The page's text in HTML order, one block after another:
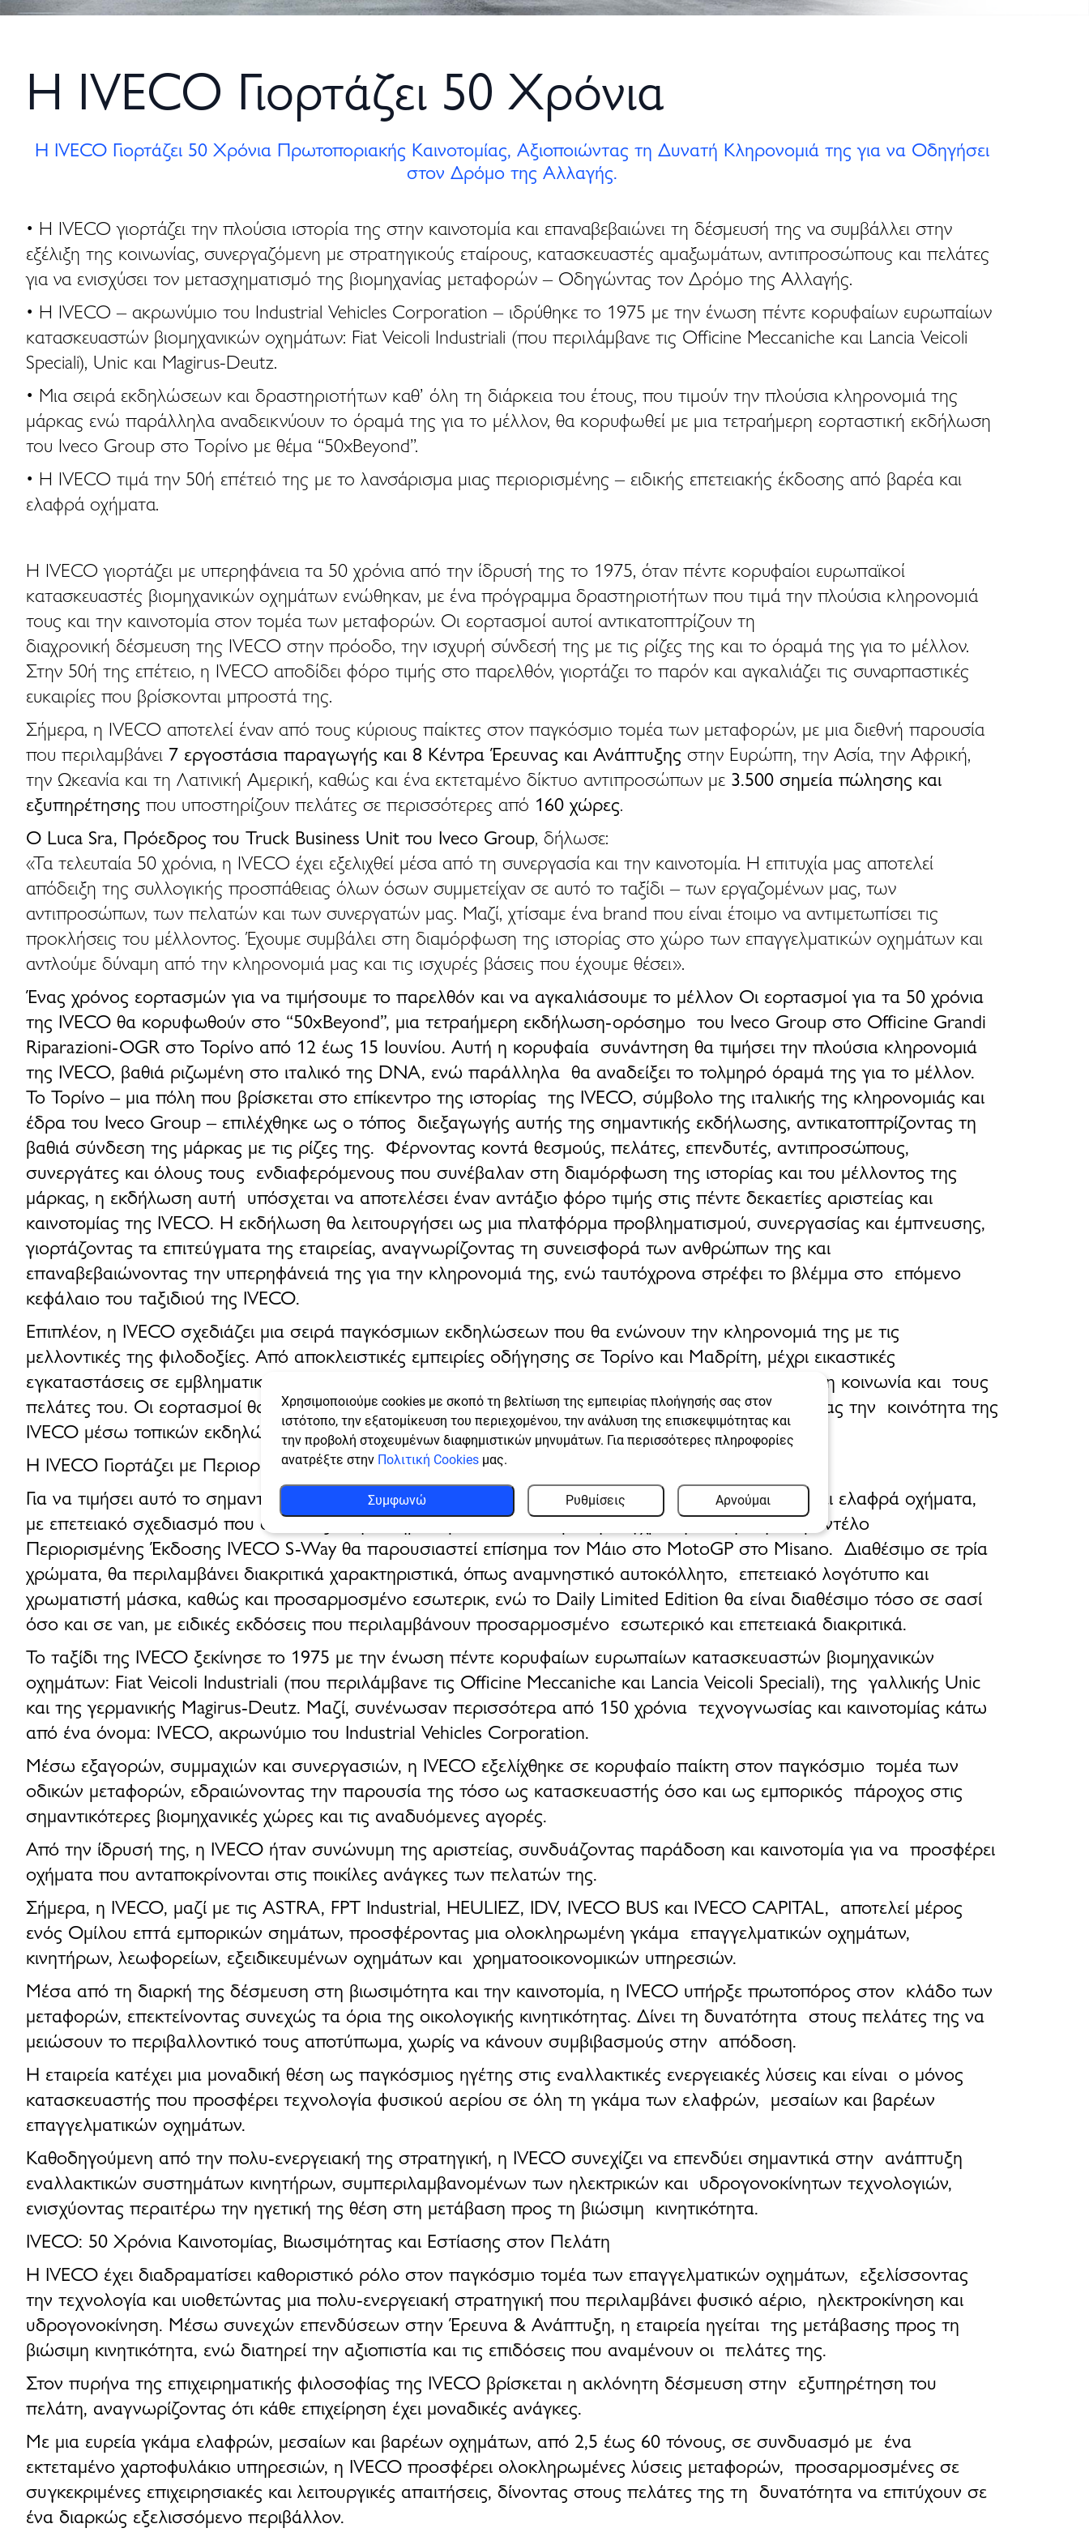
Η IVECO Γιορτάζει 50 Χρόνια
Η IVECO Γιορτάζει 50 Χρόνια Πρωτοποριακής Καινοτομίας, Αξιοποιώντας τη Δυνατή Κληρονομιά της για να Οδηγήσει
στον Δρόμο της Αλλαγής.
• Η IVECO γιορτάζει την πλούσια ιστορία της στην καινοτομία και επαναβεβαιώνει τη δέσμευσή της να συμβάλλει στην
εξέλιξη της κοινωνίας, συνεργαζόμενη με στρατηγικούς εταίρους, κατασκευαστές αμαξωμάτων, αντιπροσώπους και πελάτες
για να ενισχύσει τον μετασχηματισμό της βιομηχανίας μεταφορών – Οδηγώντας τον Δρόμο της Αλλαγής.
• Η IVECO – ακρωνύμιο του Industrial Vehicles Corporation – ιδρύθηκε το 1975 με την ένωση πέντε κορυφαίων ευρωπαίων
κατασκευαστών βιομηχανικών οχημάτων: Fiat Veicoli Industriali (που περιλάμβανε τις Officine Meccaniche και Lancia Veicoli
Speciali), Unic και Magirus-Deutz.
• Μια σειρά εκδηλώσεων και δραστηριοτήτων καθ’ όλη τη διάρκεια του έτους, που τιμούν την πλούσια κληρονομιά της
μάρκας ενώ παράλληλα αναδεικνύουν το όραμά της για το μέλλον, θα κορυφωθεί με μια τετραήμερη εορταστική εκδήλωση
του Iveco Group στο Τορίνο με θέμα “50xBeyond”.
• Η IVECO τιμά την 50ή επέτειό της με το λανσάρισμα μιας περιορισμένης – ειδικής επετειακής έκδοσης από βαρέα και
ελαφρά οχήματα.
Η IVECO γιορτάζει με υπερηφάνεια τα 50 χρόνια από την ίδρυσή της το 1975, όταν πέντε κορυφαίοι ευρωπαϊκοί
κατασκευαστές βιομηχανικών οχημάτων ενώθηκαν, με ένα πρόγραμμα δραστηριοτήτων που τιμά την πλούσια κληρονομιά
τους και την καινοτομία στον τομέα των μεταφορών. Οι εορτασμοί αυτοί αντικατοπτρίζουν τη
διαχρονική δέσμευση της IVECO στην πρόοδο, την ισχυρή σύνδεσή της με τις ρίζες της και το όραμά της για το μέλλον.
Στην 50ή της επέτειο, η IVECO αποδίδει φόρο τιμής στο παρελθόν, γιορτάζει το παρόν και αγκαλιάζει τις συναρπαστικές
ευκαιρίες που βρίσκονται μπροστά της.
Σήμερα, η IVECO αποτελεί έναν από τους κύριους παίκτες στον παγκόσμιο τομέα των μεταφορών, με μια διεθνή παρουσία
που περιλαμβάνει 7 εργοστάσια παραγωγής και 8 Κέντρα Έρευνας και Ανάπτυξης στην Ευρώπη, την Ασία, την Αφρική,
την Ωκεανία και τη Λατινική Αμερική, καθώς και ένα εκτεταμένο δίκτυο αντιπροσώπων με 3.500 σημεία πώλησης και
εξυπηρέτησης που υποστηρίζουν πελάτες σε περισσότερες από 160 χώρες.
Ο Luca Sra, Πρόεδρος του Truck Business Unit του Iveco Group, δήλωσε:
«Τα τελευταία 50 χρόνια, η IVECO έχει εξελιχθεί μέσα από τη συνεργασία και την καινοτομία. Η επιτυχία μας αποτελεί
απόδειξη της συλλογικής προσπάθειας όλων όσων συμμετείχαν σε αυτό το ταξίδι – των εργαζομένων μας, των
αντιπροσώπων, των πελατών και των συνεργατών μας. Μαζί, χτίσαμε ένα brand που είναι έτοιμο να αντιμετωπίσει τις
προκλήσεις του μέλλοντος. Έχουμε συμβάλει στη διαμόρφωση της ιστορίας στο χώρο των επαγγελματικών οχημάτων και
αντλούμε δύναμη από την κληρονομιά μας και τις ισχυρές βάσεις που έχουμε θέσει».
Ένας χρόνος εορτασμών για να τιμήσουμε το παρελθόν και να αγκαλιάσουμε το μέλλον Οι εορτασμοί για τα 50 χρόνια
της IVECO θα κορυφωθούν στο “50xBeyond”, μια τετραήμερη εκδήλωση-ορόσημο του Iveco Group στο Officine Grandi
Riparazioni-OGR στο Τορίνο από 12 έως 15 Ιουνίου. Αυτή η κορυφαία συνάντηση θα τιμήσει την πλούσια κληρονομιά
της IVECO, βαθιά ριζωμένη στο ιταλικό της DNA, ενώ παράλληλα θα αναδείξει το τολμηρό όραμά της για το μέλλον.
Το Τορίνο– μια πόλη που βρίσκεται στο επίκεντρο της ιστορίας της IVECO, σύμβολο της ιταλικής της κληρονομιάς και
έδρα του Iveco Group– επιλέχθηκε ως ο τόπος διεξαγωγής αυτής της σημαντικής εκδήλωσης, αντικατοπτρίζοντας τη
βαθιά σύνδεση της μάρκας με τις ρίζες της. Φέρνοντας κοντά θεσμούς, πελάτες, επενδυτές, αντιπροσώπους,
συνεργάτες και όλους τους ενδιαφερόμενους που συνέβαλαν στη διαμόρφωση της ιστορίας και του μέλλοντος της
μάρκας, η εκδήλωση αυτή υπόσχεται να αποτελέσει έναν αντάξιο φόρο τιμής στις πέντε δεκαετίες αριστείας και
καινοτομίας της IVECO. Η εκδήλωση θα λειτουργήσει ως μια πλατφόρμα προβληματισμού, συνεργασίας και έμπνευσης,
γιορτάζοντας τα επιτεύγματα της εταιρείας, αναγνωρίζοντας τη συνεισφορά των ανθρώπων της και
επαναβεβαιώνοντας την υπερηφάνειά της για την κληρονομιά της, ενώ ταυτόχρονα στρέφει το βλέμμα στο επόμενο
κεφάλαιο του ταξιδιού της IVECO.
Επιπλέον, η IVECO σχεδιάζει μια σειρά παγκόσμιων εκδηλώσεων που θα ενώνουν την κληρονομιά της με τις
μελλοντικές της φιλοδοξίες. Από αποκλειστικές εμπειρίες οδήγησης σε Τορίνο και Μαδρίτη, μέχρι εικαστικές
εγκαταστάσεις σε εμβληματικές τοποθεσίες, δραστηριότητες που θα φέρουν τη μάρκα πιο κοντά στη κοινωνία και τους
πελάτες του. Οι εορτασμοί θα επεκταθούν πέρα από τον τόπο γέννησης της μάρκας, ενεργοποιώντας την κοινότητα της
IVECO μέσω τοπικών εκδηλώσεων σε όλο τον κόσμο, από τηνΑργεντινή έως την Αυστραλία.
Η IVECO Γιορτάζει με Περιορισμένης Έκδοσης “Limited Edition” Οχήματα
Για να τιμήσει αυτό το σημαντικό ορόσημο, η IVECO θα λανσάρει
Περιορισμένης Έκδοσηςβαρέα και ελαφρά οχήματα,
με επετειακό σχεδιασμό που συνδυάζει την κληρονομιά του brand με τη σύγχρονη αισθητική. Το μοντέλο
Περιορισμένης Έκδοσης IVECO S-Way θα παρουσιαστεί επίσημα τον Μάιο στο MotoGP στο Misano. Διαθέσιμο σε τρία
χρώματα, θα περιλαμβάνει διακριτικά χαρακτηριστικά, όπως αναμνηστικό αυτοκόλλητο, επετειακό λογότυπο και
χρωματιστή μάσκα, καθώς και προσαρμοσμένο εσωτερικ, ενώ το Daily Limited Edition θα είναι διαθέσιμο τόσο σε σασί
όσο και σε van, με ειδικές εκδόσεις που περιλαμβάνουν προσαρμοσμένο εσωτερικό και επετειακά διακριτικά.
Το ταξίδι της IVECO ξεκίνησε το 1975 με την ένωση πέντε κορυφαίων ευρωπαίων κατασκευαστών βιομηχανικών
οχημάτων: Fiat Veicoli Industriali (που περιλάμβανε τις Officine Meccaniche και Lancia Veicoli Speciali), της γαλλικής Unic
και της γερμανικής Magirus-Deutz. Μαζί, συνένωσαν περισσότερα από 150 χρόνια τεχνογνωσίας και καινοτομίας κάτω
από ένα όνομα: IVECO, ακρωνύμιο του Industrial Vehicles Corporation.
Μέσω εξαγορών, συμμαχιών και συνεργασιών, η IVECO εξελίχθηκε σε κορυφαίο παίκτη στον παγκόσμιο τομέα των
οδικών μεταφορών, εδραιώνοντας την παρουσία της τόσο ως κατασκευαστής όσο και ως εμπορικός πάροχος στις
σημαντικότερες βιομηχανικές χώρες και τις αναδυόμενες αγορές.
Από την ίδρυσή της, η IVECO ήταν συνώνυμη της αριστείας, συνδυάζοντας παράδοση και καινοτομίαγια να προσφέρει
οχήματα που ανταποκρίνονται στις ποικίλες ανάγκες των πελατών της.
Σήμερα, η IVECO, μαζί με τις ASTRA, FPT Industrial, HEULIEZ, IDV, IVECO BUS και IVECO CAPITAL, αποτελεί μέρος
ενός Ομίλου επτά εμπορικών σημάτων, προσφέροντας μια ολοκληρωμένη γκάμα επαγγελματικών οχημάτων,
κινητήρων, λεωφορείων, εξειδικευμένων οχημάτων και χρηματοοικονομικών υπηρεσιών.
Μέσα από τη διαρκή της δέσμευση στη βιωσιμότητα και την καινοτομία, η IVECO υπήρξε πρωτοπόρος στον κλάδο των
μεταφορών, επεκτείνοντας συνεχώς τα όρια της οικολογικής κινητικότητας. Δίνει τη δυνατότητα στους πελάτες της να
μειώσουν το περιβαλλοντικό τους αποτύπωμα, χωρίς να κάνουν συμβιβασμούς στην απόδοση.
Η εταιρεία κατέχει μια μοναδική θέση ως παγκόσμιος ηγέτης στις εναλλακτικές ενεργειακές λύσεις και είναι ο μόνος
κατασκευαστής που προσφέρει τεχνολογία φυσικού αερίου σε όλη τη γκάμα των ελαφρών, μεσαίων και βαρέων
επαγγελματικών οχημάτων.
Καθοδηγούμενη από την πολυ-ενεργειακή της στρατηγική, η IVECO συνεχίζει να επενδύει σημαντικά στην ανάπτυξη
εναλλακτικών συστημάτων κινητήρων, συμπεριλαμβανομένων των ηλεκτρικών και υδρογονοκίνητων τεχνολογιών,
ενισχύοντας περαιτέρω την ηγετική της θέση στη μετάβαση προς τη βιώσιμη κινητικότητα.
IVECO: 50 Χρόνια Καινοτομίας, Βιωσιμότητας και Εστίασης στον Πελάτη
Η IVECO έχει διαδραματίσει καθοριστικό ρόλο στον παγκόσμιο τομέα των επαγγελματικών οχημάτων, εξελίσσοντας
την τεχνολογία και υιοθετώντας μια πολυ-ενεργειακή στρατηγική που περιλαμβάνει φυσικό αέριο, ηλεκτροκίνηση και
υδρογονοκίνηση. Μέσω συνεχών επενδύσεων στην Έρευνα & Ανάπτυξη, η εταιρεία ηγείται της μετάβασης προς τη
βιώσιμη κινητικότητα, ενώ διατηρεί την αξιοπιστία και τις επιδόσεις που αναμένουν οι πελάτες της.
Στον πυρήνα της επιχειρηματικής φιλοσοφίας της IVECO βρίσκεται η ακλόνητη δέσμευση στην εξυπηρέτηση του
πελάτη, αναγνωρίζοντας ότι κάθε επιχείρηση έχει μοναδικές ανάγκες.
Με μια ευρεία γκάμα ελαφρών, μεσαίων και βαρέων οχημάτων, από 2,5 έως 60 τόνους, σε συνδυασμό με ένα
εκτεταμένο χαρτοφυλάκιο υπηρεσιών, η IVECO προσφέρει ολοκληρωμένες λύσεις μεταφορών, προσαρμοσμένες σε
συγκεκριμένες επιχειρησιακές και λειτουργικές απαιτήσεις, δίνοντας στους πελάτες της τη δυνατότητα να επιτύχουν σε
ένα διαρκώς εξελισσόμενο περιβάλλον.
Χρησιμοποιούμε cookies με σκοπό τη βελτίωση της εμπειρίας πλοήγησής σας στον
ιστότοπο, την εξατομίκευση του περιεχομένου, την ανάλυση της επισκεψιμότητας και
την προβολή στοχευμένων διαφημιστικών μηνυμάτων. Για περισσότερες πληροφορίες
ανατρέξτε στην Πολιτική Cookies μας.
Συμφωνώ Ρυθμίσεις Αρνούμαι